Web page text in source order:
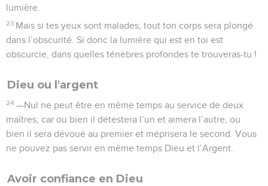
lumière.
23 Mais si tes yeux sont malades, tout ton corps sera plongé
dans l’obscurité. Si donc la lumière qui est en toi est
obscurcie, dans quelles ténèbres profondes te trouveras-tu !
Dieu ou l'argent
24 —Nul ne peut être en même temps au service de deux
maîtres, car ou bien il détestera l’un et aimera l’autre, ou
bien il sera dévoué au premier et méprisera le second. Vous
ne pouvez pas servir en même temps Dieu et l’Argent.
Avoir confiance en Dieu